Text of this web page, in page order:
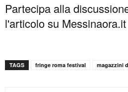
Partecipa alla
l'articolo su Messinaora.it
TAGS fringe roma festival magazzini